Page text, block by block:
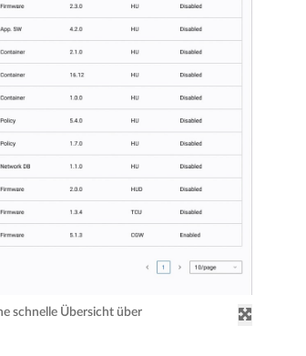
schnelle Übersicht über